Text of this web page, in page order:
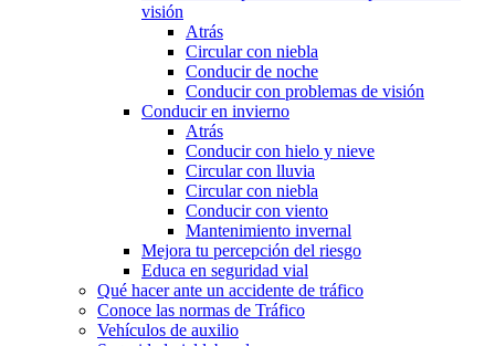
visión
Atrás
Circular con niebla
Conducir de noche
Conducir con problemas de visión
Conducir en invierno
Atrás
Conducir con hielo y nieve
Circular con lluvia
Circular con niebla
Conducir con viento
Mantenimiento invernal
Mejora tu percepción del riesgo
Educa en seguridad vial
Qué hacer ante un accidente de tráfico
Conoce las normas de Tráfico
Vehículos de auxilio